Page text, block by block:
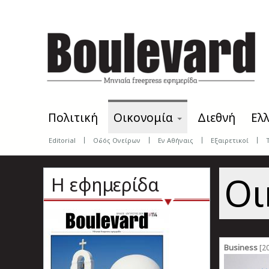
Πολιτική Οικονομία Διεθνή
Editorial Οδός Ονείρων Εν Αθήναις Εξαιρετικοί
Η εφημερίδα
Business